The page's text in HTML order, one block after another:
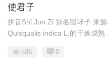
使君子
拼音Shǐ Jūn Zǐ 别名留球子 来
Quisqualis indica L.的干燥成熟
538 0